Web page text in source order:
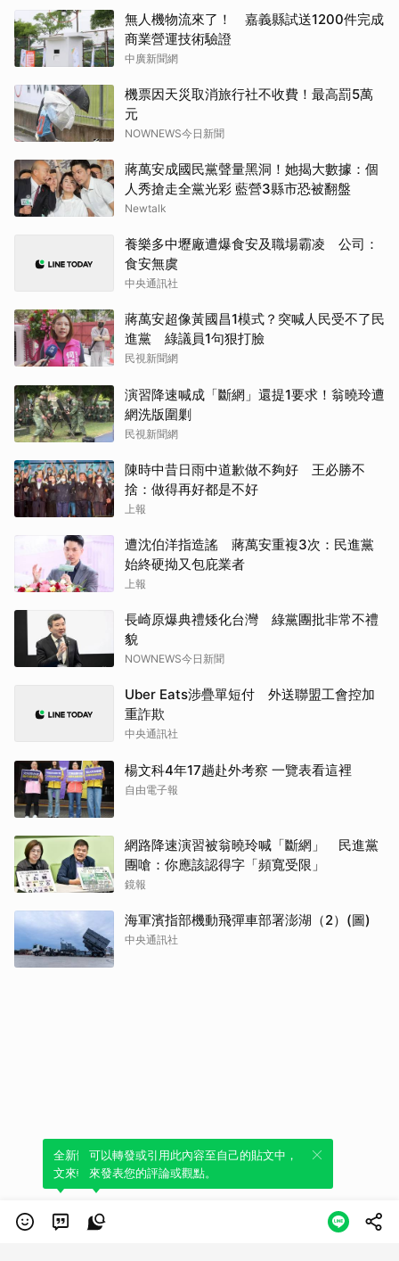
無人機物流來了！ 嘉義縣試送1200件完成
商業營運技術驗證
中廣新聞網
機票因天災取消旅行社不收費！最高罰5萬
元
NOWNEWS今日新聞
蔣萬安成國民黨聲量黑洞！她揭大數據：個
人秀搶走全黨光彩 藍營3縣市恐被翻盤
Newtalk
養樂多中壢廠遭爆食安及職場霸凌 公司：
食安無虞
中央通訊社
蔣萬安超像黃國昌1模式？突喊人民受不了民
進黨 綠議員1句狠打臉
民視新聞網
演習降速喊成「斷網」還提1要求！翁曉玲遭
網洗版圍剿
民視新聞網
陳時中昔日雨中道歉做不夠好 王必勝不
捨：做得再好都是不好
上報
遭沈伯洋指造謠 蔣萬安重複3次：民進黨
始終硬拗又包庇業者
上報
長崎原爆典禮矮化台灣 綠黨團批非常不禮
貌
NOWNEWS今日新聞
Uber Eats涉疊單短付 外送聯盟工會控加
重詐欺
中央通訊社
楊文科4年17趟赴外考察 一覽表看這裡
自由電子報
網路降速演習被翁曉玲喊「斷網」 民進黨
團嗆：你應該認得字「頻寬受限」
鏡報
海軍濱指部機動飛彈車部署澎湖（2）(圖)
中央通訊社
全新體驗！一鍵引用此內容，透過發布貼
文來輕鬆表達個人立場。
可以轉發或引用此內容至自己的貼文中，
來發表您的評論或觀點。